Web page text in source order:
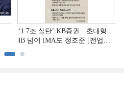
‘1.7조 실탄’ KB증권…초대형
IB 넘어 IMA도 정조준 [전업계